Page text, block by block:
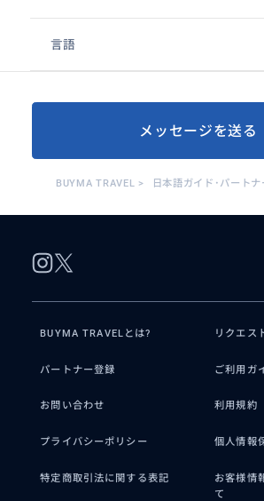
言語
メッセージを送る
BUYMA TRAVEL > 日本語ガイド･パート
BUYMA TRAVELとは? リクエス
パートナー登録 ご利用ガ
お問い合わせ 利用規約
プライバシーポリシー 個人情報
特定商取引法に関する表記
お客様情
て